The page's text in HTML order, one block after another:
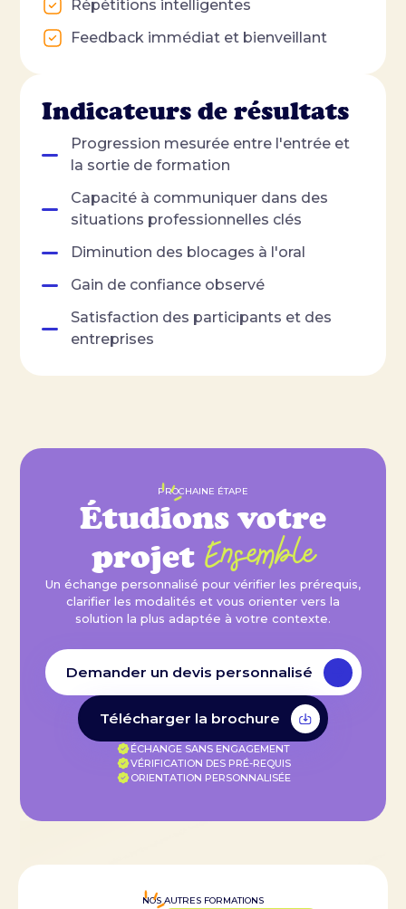
Répétitions intelligentes
Feedback immédiat et bienveillant
Indicateurs de résultats
Progression mesurée entre l'entrée et
la sortie de formation
Capacité à communiquer dans des
situations professionnelles clés
Diminution des blocages à l'oral
Gain de confiance observé
Satisfaction des participants et des
entreprises
PROCHAINE ÉTAPE
Étudions votre
projet Ensemble
Un échange personnalisé pour vérifier les prérequis,
clarifier les modalités et vous orienter vers la
solution la plus adaptée à votre contexte.
Demander un devis personnalisé
Télécharger la brochure
ÉCHANGE SANS ENGAGEMENT
VÉRIFICATION DES PRÉ-REQUIS
ORIENTATION PERSONNALISÉE
NOS AUTRES FORMATIONS